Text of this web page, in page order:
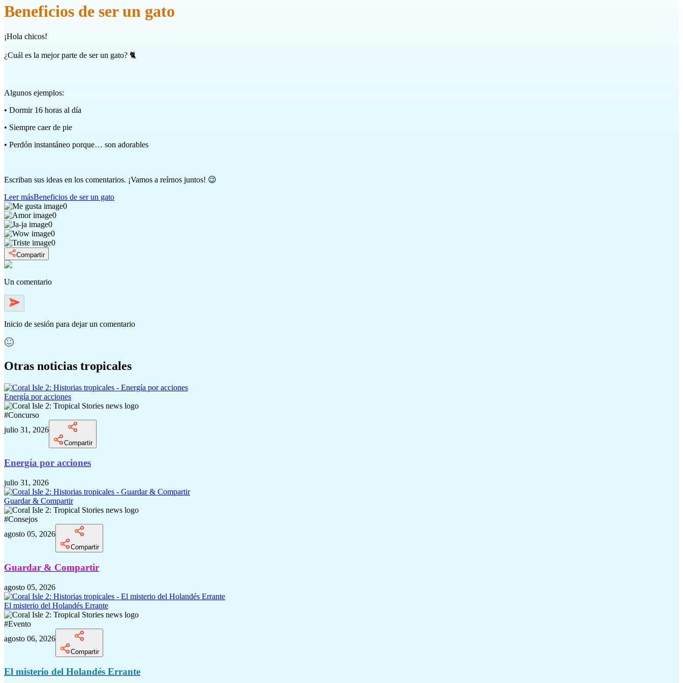
Beneficios de ser un gato
¡Hola chicos!
¿Cuál es la mejor parte de ser un gato? 🐈
Algunos ejemplos:
• Dormir 16 horas al día
• Siempre caer de pie
• Perdón instantáneo porque… son adorables
Escriban sus ideas en los comentarios. ¡Vamos a reírnos juntos! 😉
Leer másBeneficios de ser un gato
0
0
0
0
0
Compartir
Un comentario
Inicio de sesión para dejar un comentario
Otras noticias tropicales
Energía por acciones
#Concurso
julio 31, 2026
Compartir
Energía por acciones
julio 31, 2026
Guardar & Compartir
#Consejos
agosto 05, 2026
Compartir
Guardar & Compartir
agosto 05, 2026
El misterio del Holandés Errante
#Evento
agosto 06, 2026
Compartir
El misterio del Holandés Errante